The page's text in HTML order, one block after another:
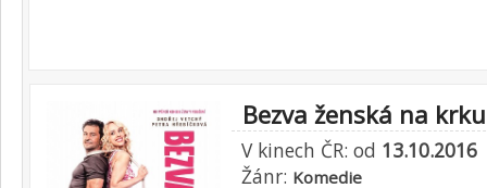
Bezva ženská na
V kinech ČR: od 13.10.2016
Žánr: Komedie